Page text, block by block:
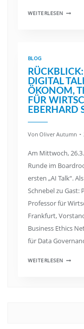
WEITERLESEN
BLOG
DIGITAL
ÖKONOM,
FÜR
EBERHARD
Von Oliver Autumn
Am Mittwoch,
Runde im
ersten „AI Talk“.
Schnebel zu Gast:
Professor für
Frankfurt,
Business Ethics
für Data
WEITERLESEN